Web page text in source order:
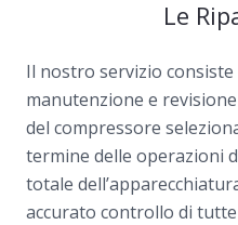
Le
Il nostro servizio
manutenzione e
del compressore
termine delle operazioni
totale
accurato controllo di